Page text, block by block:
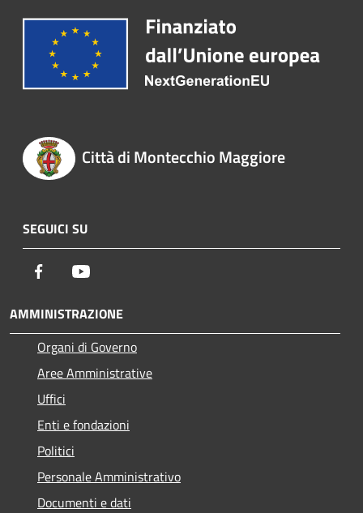
Città di Montecchio Maggiore
SEGUICI SU
Facebook
AMMINISTRAZIONE
Organi di Governo
Aree Amministrative
Uffici
Enti e fondazioni
Politici
Personale Amministrativo
Documenti e dati